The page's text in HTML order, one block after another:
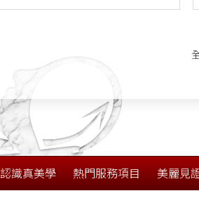
認識真美學 熱門服務項目 美麗見